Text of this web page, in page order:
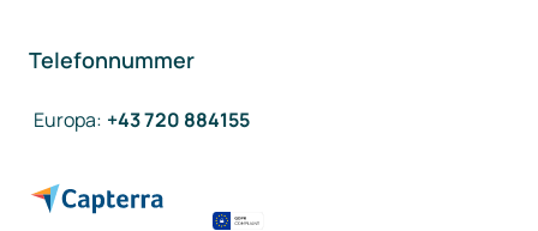
Telefonnummer
Europa: +43 720 884155